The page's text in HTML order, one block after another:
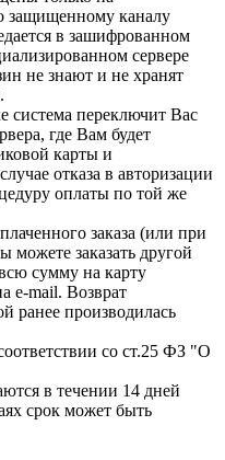
защищенному каналу
в зашифрованном
сервере
не знают и не хранят
система переключит Вас
где Вам будет
карты и
отказа в авторизации
оплаты по той же
заказа (или при
можете заказать другой
сумму на карту
e-mail. Возврат
ранее производилась
со ст.25 ФЗ "О
в течении 14 дней
срок может быть